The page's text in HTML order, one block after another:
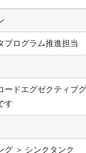
プログラム推進担当
ードエグゼクティブ
す
グ ＞ シンクタンク